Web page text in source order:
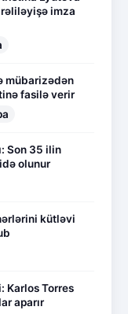
imza
mübarizədən
fasilə verir
Son 35 ilin
olunur
kütləvi
Karlos Torres
aparır